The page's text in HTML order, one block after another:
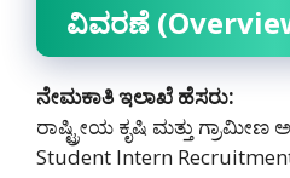
ವಿವರಣೆ
ನೇಮಕಾತಿ ಇಲಾಖೆ ಹೆಸರು:
ರಾಷ್ಟ್ರೀಯ ಕೃಷಿ ಮತ್ತು ಗ್ರಾಮೀಣ
Student Intern